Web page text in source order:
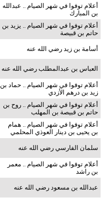
أعلام توفوا في شهر الصيام .. عبدالله
بن المبارك
أعلام توفوا في شهر الصيام .. يزيد بن
حاتم بن قبيصة
أسامة بن زيد رضي الله عنه
العباس بن عبدالمطلب رضي الله عنه
أعلام توفوا في شهر الصيام .. حماد بن
زيد بن درهم الأزدي
أعلام توفوا في شهر الصيام .. روح بن
حاتم بن قبيصة بن المهلب
أعلام توفوا في شهر الصيام .. همام
بن يحيى بن دينار العوذي المحلمي
سلمان الفارسي رضي الله عنه
أعلام توفوا في شهر الصيام .. معمر
بن راشد
عبدالله بن مسعود رضي الله عنه